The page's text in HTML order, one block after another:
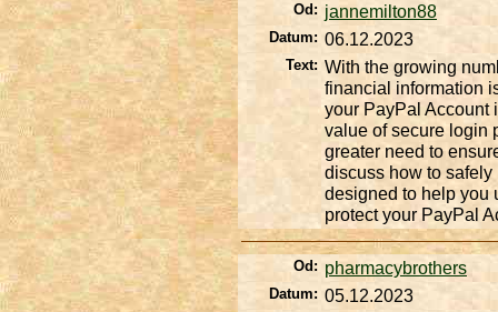
Od: jannemilton88
Datum: 06.12.2023
Text: With the growing
financial information
your PayPal Account
value of secure login
greater need to
discuss how to
designed to help you
protect your PayPal
Od: pharmacybrothers
Datum: 05.12.2023